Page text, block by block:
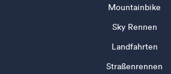
Mountainbike
Sky Rennen
Landfahrten
Straßenrennen